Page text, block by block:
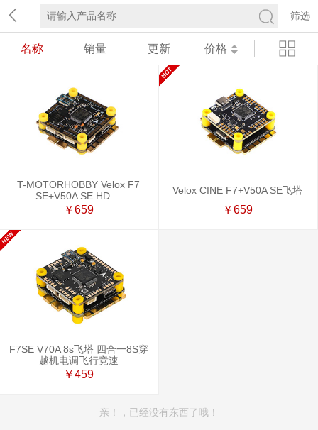
筛选
名称 销量 更新 价格
T-MOTORHOBBY Velox F7
SE+V50A SE HD ...
￥659
Velox CINE F7+V50A SE飞塔
￥659
F7SE V70A 8s飞塔 四合一8S穿
越机电调飞行竞速
￥459
亲！，已经没有东西了哦！